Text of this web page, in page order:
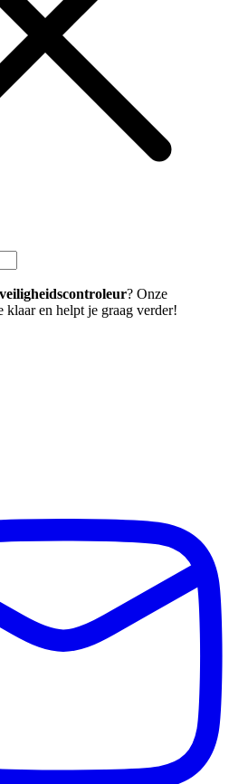
? Onze
klaar en helpt je graag verder!